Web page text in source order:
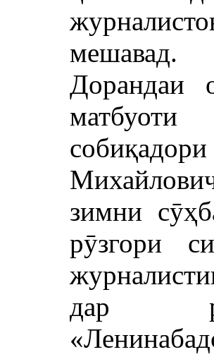
мешавад.
Дорандаи
матбуоти
зимни
рӯзгори
дар